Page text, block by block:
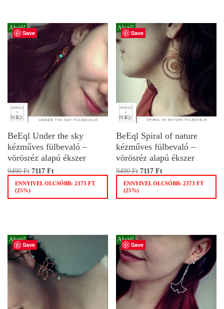
Save
Akció!
BeEql Under the sky
kézműves fülbevaló –
vörösréz alapú ékszer
9490Ft 7117 Ft
ENNYIVEL OLCSÓBB: 2373 FT
(25%)
Save
Akció!
BeEql Spiral of nature
kézműves fülbevaló –
vörösréz alapú ékszer
9490Ft 7117Ft
ENNYIVEL OLCSÓBB:2373FT
(25%)
Save
Akció!
Save
Akció!